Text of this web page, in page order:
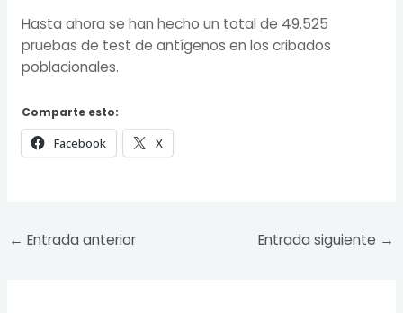
Hasta ahora se han hecho un total de 49.525
pruebas de test de antígenos en los cribados
poblacionales.
Comparte esto:
Facebook X
← Entrada anterior Entrada siguiente →